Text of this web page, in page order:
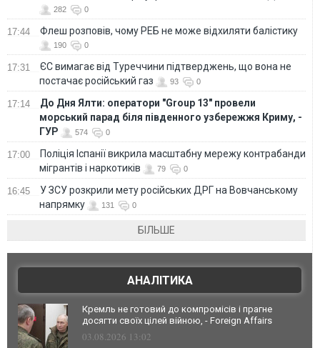
282 0
17:44 Флеш розповів, чому РЕБ не може відхиляти балістику
190 0
17:31
ЄС вимагає від Туреччини підтверджень, що вона не
постачає російський газ
93 0
17:14
До Дня Ялти: оператори "Group 13" провели
морський парад біля південного узбережжя Криму, -
ГУР
574 0
17:00
Поліція Іспанії викрила масштабну мережу контрабанди
мігрантів і наркотиків
79 0
16:45
У ЗСУ розкрили мету російських ДРГ на Вовчанському
напрямку
131 0
БІЛЬШЕ
АНАЛІТИКА
Кремль не готовий до компромісів і прагне
досягти своїх цілей війною, - Foreign Affairs
03.08.2026 13:02